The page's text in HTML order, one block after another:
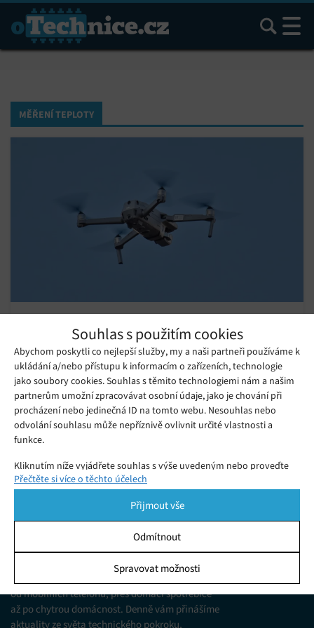
Souhlas s použitím cookies
Abychom poskytli co nejlepší služby, my a naši partneři používáme k
ukládání a/nebo přístupu k informacím o zařízeních, technologie
jako soubory cookies. Souhlas s těmito technologiemi nám a našim
partnerům umožní zpracovávat osobní údaje, jako je chování při
procházení nebo jedinečná ID na tomto webu. Nesouhlas nebo
odvolání souhlasu může nepříznivě ovlivnit určité vlastnosti a
funkce.
Kliknutím níže vyjádřete souhlas s výše uvedeným nebo proveďte
podrobnější rozhodnutí. Vaše volby budou použity pouze na tomto
pomocí přepínačů v Zásadách cookies nebo kliknutím na tlačítko
Spravovat souhlas ve spodní části obrazovky.
Ukládání a/nebo přístup k informacím v zařízení, Porozumění
publiku prostřednictvím statistik nebo kombinací údajů z
různých zdrojů.
Přečtěte si více o těchto účelech
Přijmout vše
Odmítnout
Spravovat možnosti
Hledat
MĚŘENÍ TEPLOTY
sociálního odstupu pomocí dronů, svůj
program musela rychle odvolat
Neděle 26. 04. 2020 Redakce
Jedním z rychlých a účinných řešení, jak omezit přenos viru
COVID-19 je odstup od ostatních lidí.
Jsme web zajímající se o technologické novinky
od mobilních telefonů, přes domácí spotřebiče
až po chytrou domácnost. Denně vám přinášíme
aktuality ze světa technického pokroku,